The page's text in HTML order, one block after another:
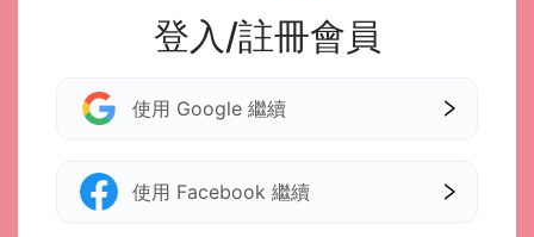
登入/註冊會員
使用 Google 繼續
使用 Facebook 繼續